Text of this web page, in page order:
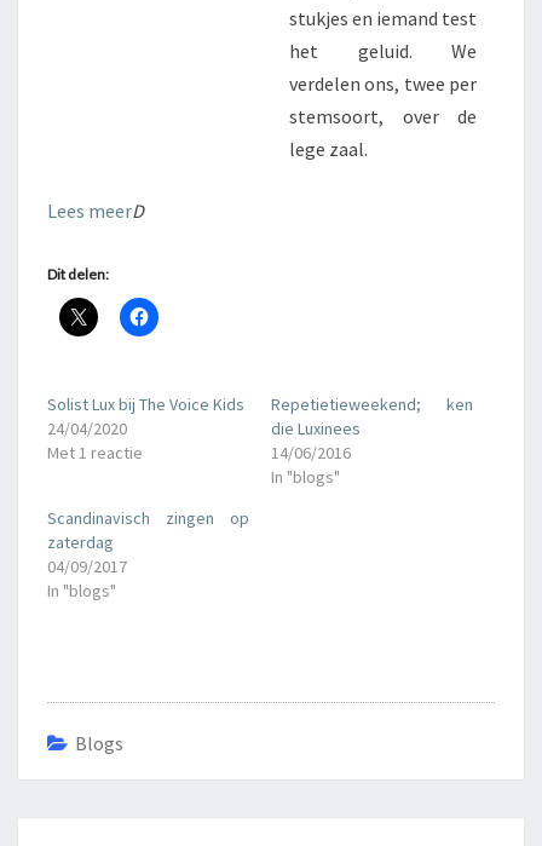
stukjes en iemand test
het geluid. We
verdelen ons, twee per
stemsoort, over de
lege zaal.
Lees meerD
Dit delen:
Solist Lux bij The Voice Kids
24/04/2020
Met 1 reactie
Repetietieweekend; ken
die Luxinees
14/06/2016
In "blogs"
Scandinavisch zingen op
zaterdag
04/09/2017
In "blogs"
Blogs